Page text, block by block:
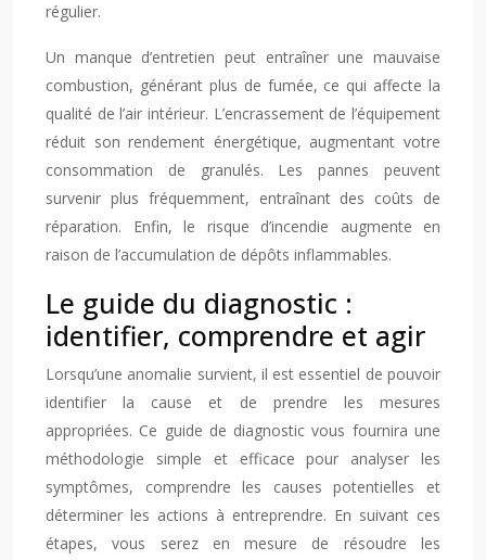
régulier.
Un manque d’entretien peut entraîner une mauvaise
combustion, générant plus de fumée, ce qui affecte la
qualité de l’air intérieur. L’encrassement de l’équipement
réduit son rendement énergétique, augmentant votre
consommation de granulés. Les pannes peuvent
survenir plus fréquemment, entraînant des coûts de
réparation. Enfin, le risque d’incendie augmente en
raison de l’accumulation de dépôts inflammables.
Le guide du diagnostic :
identifier, comprendre et agir
Lorsqu’une anomalie survient, il est essentiel de pouvoir
identifier la cause et de prendre les mesures
appropriées. Ce guide de diagnostic vous fournira une
méthodologie simple et efficace pour analyser les
symptômes, comprendre les causes potentielles et
déterminer les actions à entreprendre. En suivant ces
étapes, vous serez en mesure de résoudre les